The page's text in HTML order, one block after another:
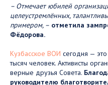
– Отмечает юбилей
целеустремлённых,
примером, – отметила
Фёдорова.
Кузбасское ВОИ сегодня —
тысяч человек. Активисты
верные друзья Совета.
руководителю